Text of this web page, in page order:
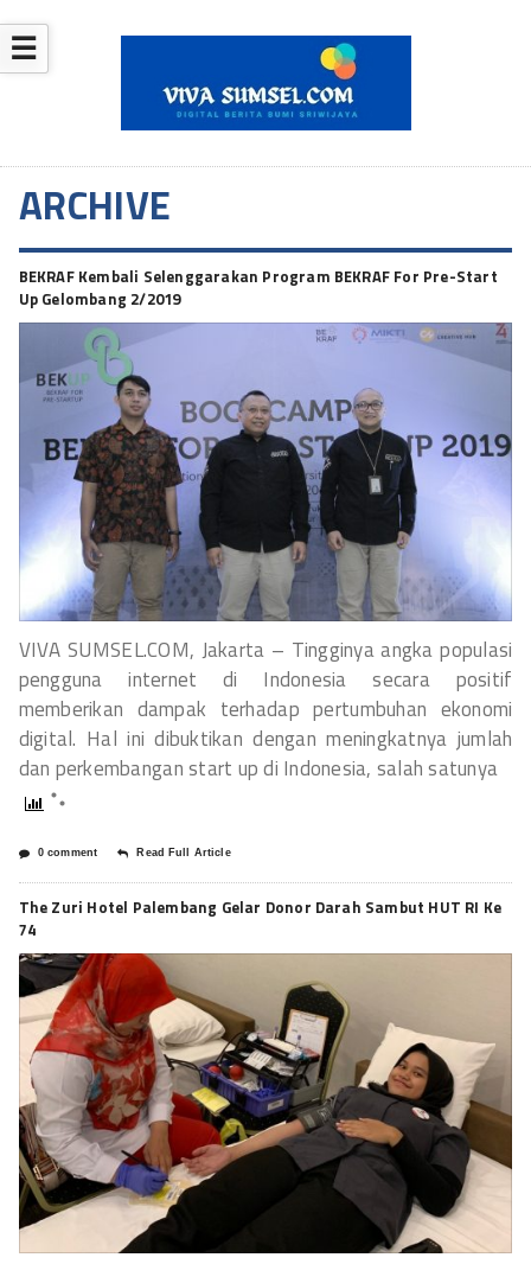
☰
ARCHIVE
BEKRAF Kembali Selenggarakan Program BEKRAF For Pre-Start
Up Gelombang 2/2019
VIVA SUMSEL.COM, Jakarta – Tingginya angka populasi
pengguna internet di Indonesia secara positif
memberikan dampak terhadap pertumbuhan ekonomi
digital. Hal ini dibuktikan dengan meningkatnya jumlah
dan perkembangan start up di Indonesia, salah satunya
0 comment Read Full Article
The Zuri Hotel Palembang Gelar Donor Darah Sambut HUT RI Ke
74